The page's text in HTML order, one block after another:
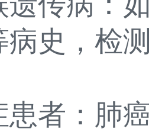
病史，检
：肺癌